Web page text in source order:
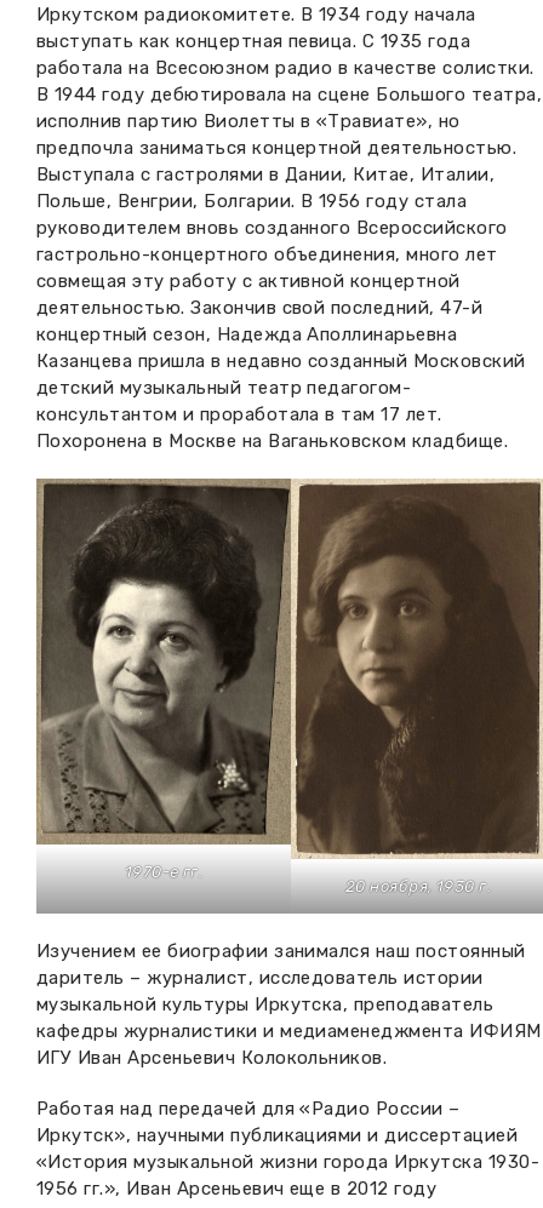
Иркутском радиокомитете. В 1934 году начала
выступать как концертная певица. С 1935 года
работала на Всесоюзном радио в качестве солистки.
В 1944 году дебютировала на сцене Большого театра,
исполнив партию Виолетты в «Травиате», но
предпочла заниматься концертной деятельностью.
Выступала с гастролями в Дании, Китае, Италии,
Польше, Венгрии, Болгарии. В 1956 году стала
руководителем вновь созданного Всероссийского
гастрольно-концертного объединения, много лет
совмещая эту работу с активной концертной
деятельностью. Закончив свой последний, 47-й
концертный сезон, Надежда Аполлинарьевна
Казанцева пришла в недавно созданный Московский
детский музыкальный театр педагогом-
консультантом и проработала в там 17 лет.
Похоронена в Москве на Ваганьковском кладбище.
1970-е гг.
20 ноября, 1930 г.
Изучением ее биографии занимался наш постоянный
даритель – журналист, исследователь истории
музыкальной культуры Иркутска, преподаватель
кафедры журналистики и медиаменеджмента ИФИЯМ
ИГУ Иван Арсеньевич Колокольников.
Работая над передачей для «Радио России –
Иркутск», научными публикациями и диссертацией
«История музыкальной жизни города Иркутска 1930-
1956 гг.», Иван Арсеньевич еще в 2012 году